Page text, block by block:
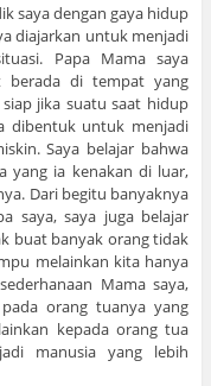
saya dengan gaya hidup
diajarkan untuk menjadi
Papa Mama saya
berada di tempat yang
jika suatu saat hidup
dibentuk untuk menjadi
Saya belajar bahwa
yang ia kenakan di luar,
Dari begitu banyaknya
saya, saya juga belajar
buat banyak orang tidak
melainkan kita hanya
Mama saya,
orang tuanya yang
kepada orang tua
manusia yang lebih